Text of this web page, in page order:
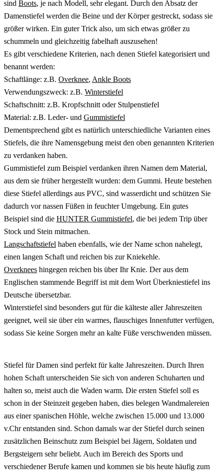
sind Boots, je nach Modell, sehr elegant. Durch den Absatz der
Damenstiefel werden die Beine und der Körper gestreckt, sodass sie
größer wirken. Ein guter Trick also, um sich etwas größer zu
schummeln und gleichzeitig fabelhaft auszusehen!
Es gibt verschiedene Kriterien, nach denen Stiefel kategorisiert und
benannt werden:
Schaftlänge: z.B. Overknee, Ankle Boots
Verwendungszweck: z.B. Winterstiefel
Schaftschnitt: z.B. Kropfschnitt oder Stulpenstiefel
Material: z.B. Leder- und Gummistiefel
Dementsprechend gibt es natürlich unterschiedliche Varianten eines
Stiefels, die ihre Namensgebung meist den oben genannten Kriterien
zu verdanken haben.
Gummistiefel zum Beispiel verdanken ihren Namen dem Material,
aus dem sie früher hergestellt wurden: dem Gummi. Heute bestehen
diese Stiefel allerdings aus PVC, sind wasserdicht und schützen Sie
dadurch vor nassen Füßen in feuchter Umgebung. Ein gutes
Beispiel sind die HUNTER Gummistiefel, die bei jedem Trip über
Stock und Stein mitmachen.
Langschaftstiefel haben ebenfalls, wie der Name schon nahelegt,
einen langen Schaft und reichen bis zur Kniekehle.
Overknees hingegen reichen bis über Ihr Knie. Der aus dem
Englischen stammende Begriff ist mit dem Wort Überkniestiefel ins
Deutsche übersetzbar.
Winterstiefel sind besonders gut für die kälteste aller Jahreszeiten
geeignet, weil sie über ein warmes, flauschiges Innenfutter verfügen,
sodass Sie keine Sorgen mehr an kalte Füße verschwenden müssen.
Stiefel für Damen sind perfekt für kalte Jahreszeiten. Durch Ihren
hohen Schaft unterscheiden Sie sich von anderen Schuharten und
halten so, meist auch die Waden warm. Die ersten Stiefel soll es
schon in der Steinzeit gegeben haben, dies belegen Wandmalereien
aus einer spanischen Höhle, welche zwischen 15.000 und 13.000
v.Chr entstanden sind. Schon damals war der Stiefel durch seinen
zusätzlichen Beinschutz zum Beispiel bei Jägern, Soldaten und
Bergsteigern sehr beliebt. Auch im Bereich des Sports und
verschiedener Berufe kamen und kommen sie bis heute häufig zum